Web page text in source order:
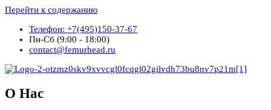
Перейти к содержанию
Телефон: +7(495)150-37-67
Пн-Сб (9:00 - 18:00)
contact@femurhead.ru
О Нас